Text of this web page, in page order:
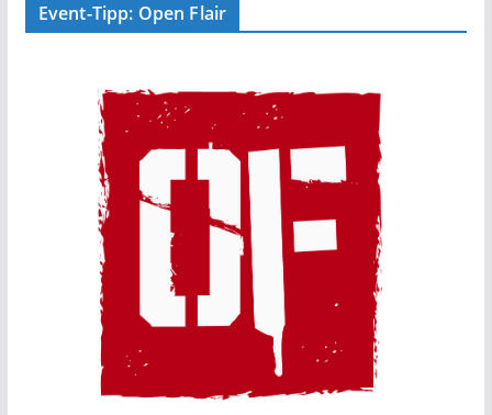
Event-Tipp: Open Flair